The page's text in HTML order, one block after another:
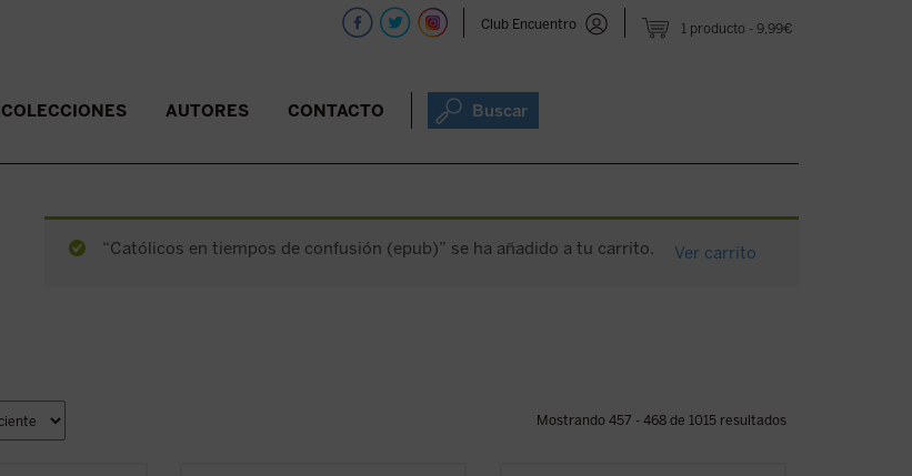
1 producto 9,99€
Club Encuentro
COLECCIONES AUTORES CONTACTO Buscar
“Católicos en tiempos de confusión (epub)” se ha añadido a tu carrito. Ver carrito
Mostrando 457 - 468 de 1015 resultados